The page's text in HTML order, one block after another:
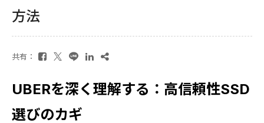
方法
共有：
UBERを深く理解する：高信頼性SSD
選びのカギ